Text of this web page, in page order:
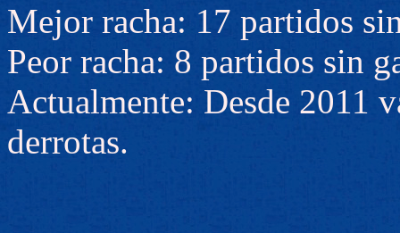
Mejor racha: 17 partidos
Peor racha: 8 partidos sin
Actualmente: Desde 2011
derrotas.